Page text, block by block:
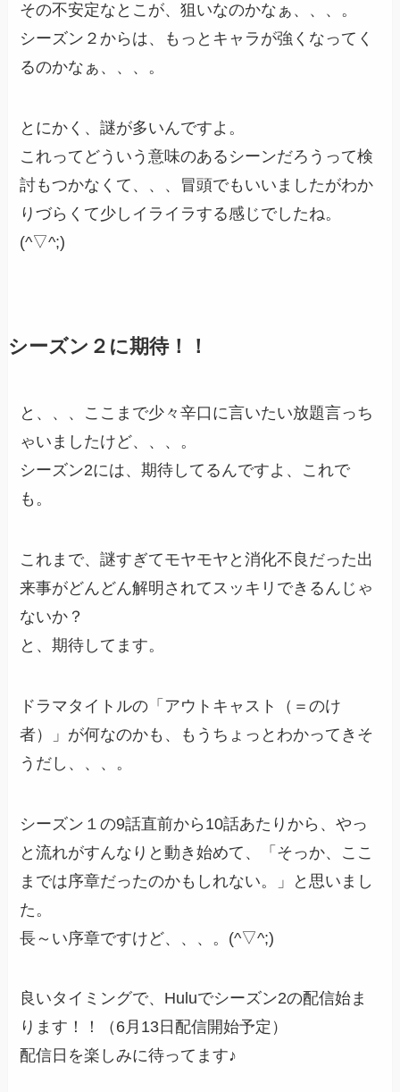
その不安定なとこが、狙いなのかなぁ、、、。
シーズン２からは、もっとキャラが強くなってく
るのかなぁ、、、。
とにかく、謎が多いんですよ。
これってどういう意味のあるシーンだろうって検
討もつかなくて、、、冒頭でもいいましたがわか
りづらくて少しイライラする感じでしたね。
(^▽^;)
シーズン２に期待！！
と、、、ここまで少々辛口に言いたい放題言っち
ゃいましたけど、、、。
シーズン2には、期待してるんですよ、これで
も。
これまで、謎すぎてモヤモヤと消化不良だった出
来事がどんどん解明されてスッキリできるんじゃ
ないか？
と、期待してます。
ドラマタイトルの「アウトキャスト（＝のけ
者）」が何なのかも、もうちょっとわかってきそ
うだし、、、。
シーズン１の9話直前から10話あたりから、やっ
と流れがすんなりと動き始めて、「そっか、ここ
までは序章だったのかもしれない。」と思いまし
た。
長～い序章ですけど、、、。(^▽^;)
良いタイミングで、Huluでシーズン2の配信始ま
ります！！（6月13日配信開始予定）
配信日を楽しみに待ってます♪